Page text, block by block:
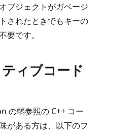
ブジェクトがガベージ
されたときでもキーの
要です。
ィブコード
の弱参照の C++ コー
がある方は、以下のフ